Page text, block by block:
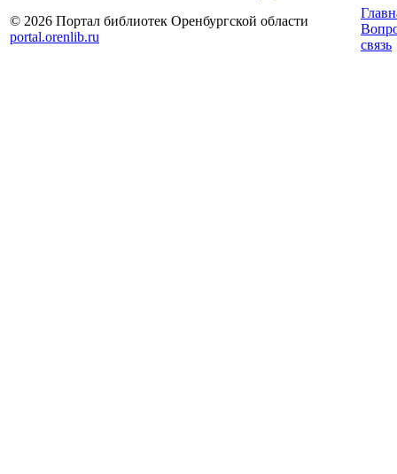
© 2026 Портал библиотек Оренбургской области
portal.orenlib.ru
связь